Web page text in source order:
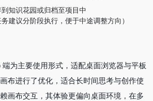
知识花园或归档至项目中
务建议分阶段执行，便于中途调整方向）
为主要使用形式，适配桌面浏览器与平板
布进行了优化，适合长时间思考与创作使
画布交互，其体验更偏向桌面环境，在多